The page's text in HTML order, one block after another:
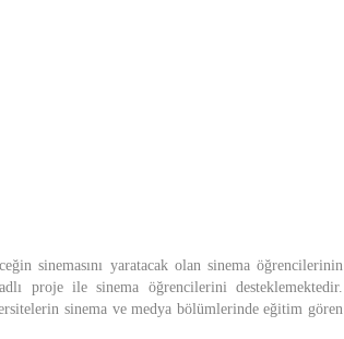
sinemasını yaratacak olan sinema öğrencilerinin
proje ile sinema öğrencilerini desteklemektedir.
sinema ve medya bölümlerinde eğitim gören